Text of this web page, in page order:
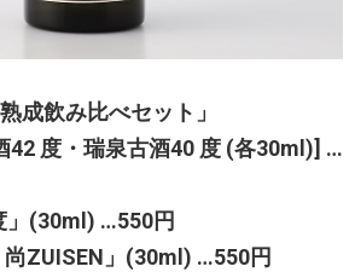
成飲み比べセット」
度・瑞泉古酒40 度 (各30ml)] …
」(30ml) …550円
尚ZUISEN」(30ml) …550円